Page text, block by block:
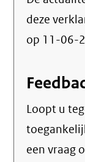
deze
op 11-06-
Loopt u
een vraag